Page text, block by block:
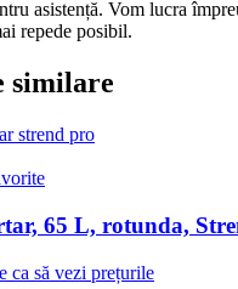
asistență. Vom lucra
repede posibil.
similare
65 L, rotunda,
ca să vezi prețurile